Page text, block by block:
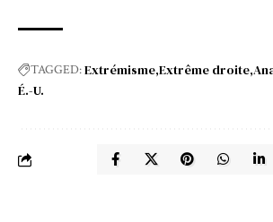
TAGGED:Extrémisme Extrême droite
É.-U.